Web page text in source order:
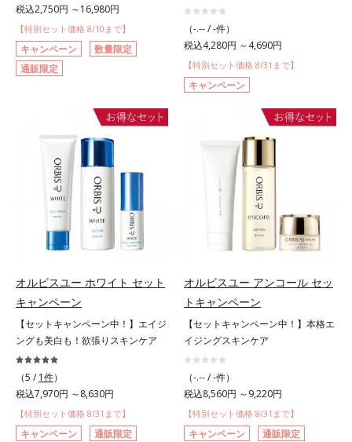
税込2,750円 ～16,980円
【特別セット価格 8/10まで】
キャンペーン
数量限定
通販限定
（-.-- / -件）
税込4,280円 ～4,690円
【特別セット価格 8/31まで】
キャンペーン
オルビスユー ホワイト セット
キャンペーン
【セットキャンペーン中！】エイジ
ングも美白も！欲張りスキンケア
（5 / 1件）
税込7,970円 ～8,630円
【特別セット価格 8/31まで】
キャンペーン 通販限定
オルビスユー アンコール セッ
トキャンペーン
【セットキャンペーン中！】本格エ
イジングスキンケア
（-.-- / -件）
税込8,560円 ～9,220円
【特別セット価格 8/31まで】
キャンペーン 通販限定